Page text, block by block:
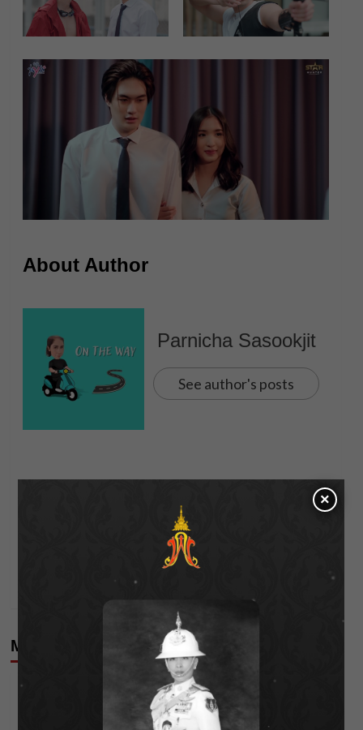
About Author
Parnicha Sasookjit
See author's posts
“Demonic” เปิดประสบการณ์สุดสยอง เมื่อความหลอน
ไม่หยุดอยู่แค่ในโลกเสมือนจริง
“เบียร์ พร้อมพงษ์” ยิ้มหวาน “ฮักอยู่” ติดชาร์ตข้ามปี
More Stories Series & Streaming
ช่อง 3 เสิร์ฟซีรีส์วายจับคู่ “ทาฆิ – เฟรนด์”เรียกกระแส
×